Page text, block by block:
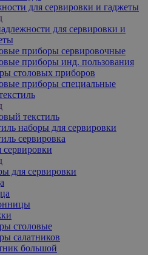
для сервировки и гаджеты
для сервировки и
приборы сервировочные
приборы инд. пользования
столовых приборов
приборы специальные
текстиль
наборы для сервировки
сервировка
сервировки
для сервировки
столовые
салатников
большой